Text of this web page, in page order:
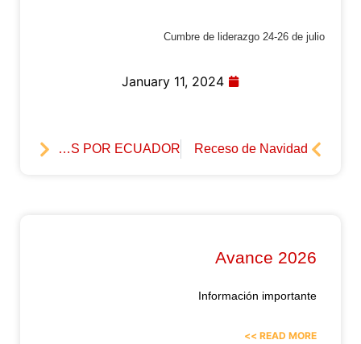
Cumbre de liderazgo 24-26 de julio
January 11, 2024
Receso de Navidad
OREMOS POR ECUADOR
Avance 2026
Información importante
READ MORE >>